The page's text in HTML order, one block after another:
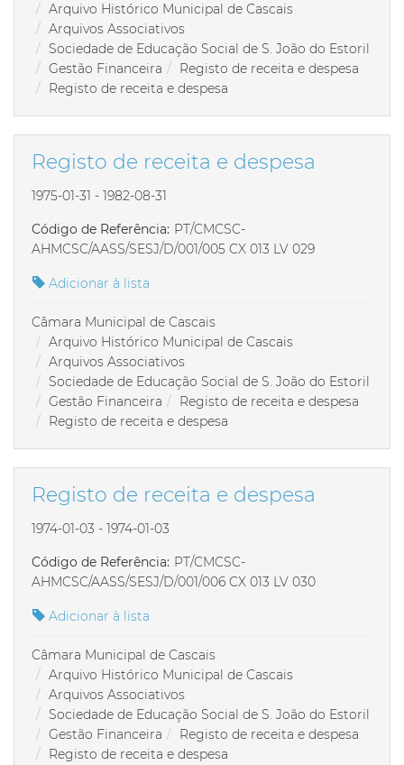
Arquivo Histórico Municipal de Cascais
Arquivos Associativos
Sociedade de Educação Social de S. João do Estoril
Gestão Financeira
Registo de receita e despesa
Registo de receita e despesa
Registo de receita e despesa
1975-01-31 - 1982-08-31
Código de Referência: PT/CMCSC-
AHMCSC/AASS/SESJ/D/001/005 CX 013 LV 029
Adicionar à lista
Câmara Municipal de Cascais
Arquivo Histórico Municipal de Cascais
Arquivos Associativos
Sociedade de Educação Social de S. João do Estoril
Gestão Financeira
Registo de receita e despesa
Registo de receita e despesa
Registo de receita e despesa
1974-01-03 - 1974-01-03
Código de Referência: PT/CMCSC-
AHMCSC/AASS/SESJ/D/001/006 CX 013 LV 030
Adicionar à lista
Câmara Municipal de Cascais
Arquivo Histórico Municipal de Cascais
Arquivos Associativos
Sociedade de Educação Social de S. João do Estoril
Gestão Financeira
Registo de receita e despesa
Registo de receita e despesa